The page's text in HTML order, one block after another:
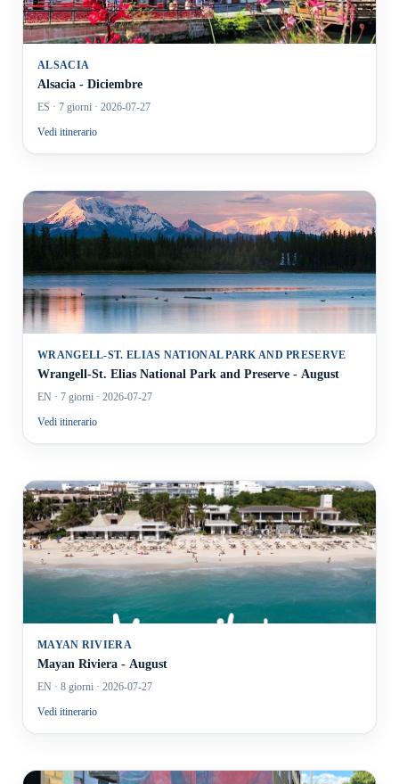
ALSACIA
Alsacia - Diciembre
ES · 7 giorni · 2026-07-27
Vedi itinerario
WRANGELL-ST. ELIAS NATIONAL PARK AND PRESERVE
Wrangell-St. Elias National Park and Preserve - August
EN · 7 giorni · 2026-07-27
Vedi itinerario
MAYAN RIVIERA
Mayan Riviera - August
EN · 8 giorni · 2026-07-27
Vedi itinerario